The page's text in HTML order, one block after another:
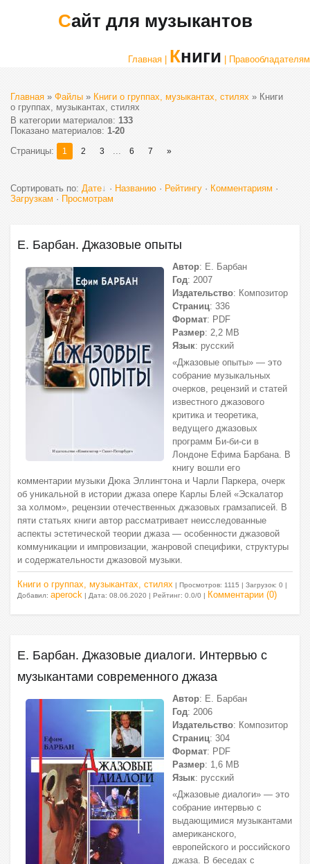
Сайт для музыкантов
Главная | Книги | Правообладателям
Главная » Файлы » Книги о группах, музыкантах, стилях » Книги
о группах, музыкантах, стилях
В категории материалов: 133
Показано материалов: 1-20
Страницы: 1 2 3 ... 6 7 »
Сортировать по: Дате · Названию · Рейтингу · Комментариям ·
Загрузкам · Просмотрам
Е. Барбан. Джазовые опыты
Автор: Е. Барбан
Год: 2007
Издательство: Композитор
Страниц: 336
Формат: PDF
Размер: 2,2 МВ
Язык: русский
«Джазовые опыты» — это
собрание музыкальных
очерков, рецензий и статей
известного джазового
критика и теоретика,
ведущего джазовых
программ Би-би-си в
Лондоне Ефима Барбана. В
книгу вошли его
комментарии музыки Дюка Эллингтона и Чарли Паркера, очерк
об уникальной в истории джаза опере Карлы Блей «Эскалатор
за холмом», рецензии отечественных джазовых грамзаписей. В
пяти статьях книги автор рассматривает неисследованные
аспекты эстетической теории джаза — особенности джазовой
коммуникации и импровизации, жанровой специфики, структуры
и содержательности джазовой музыки.
Книги о группах, музыкантах, стилях | Просмотров: 1115 | Загрузок: 0 |
Добавил: aperock | Дата: 08.06.2020 | Рейтинг: 0.0/0 | Комментарии (0)
Е. Барбан. Джазовые диалоги. Интервью с
музыкантами современного джаза
Автор: Е. Барбан
Год: 2006
Издательство: Композитор
Страниц: 304
Формат: PDF
Размер: 1,6 МВ
Язык: русский
«Джазовые диалоги» — это
собрание интервью с
выдающимися музыкантами
американского,
европейского и российского
джаза. В беседах с